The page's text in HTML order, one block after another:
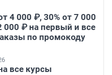
4 000 ₽, 30% от 7 000
000 ₽ на первый и все
по промокоду
все курсы